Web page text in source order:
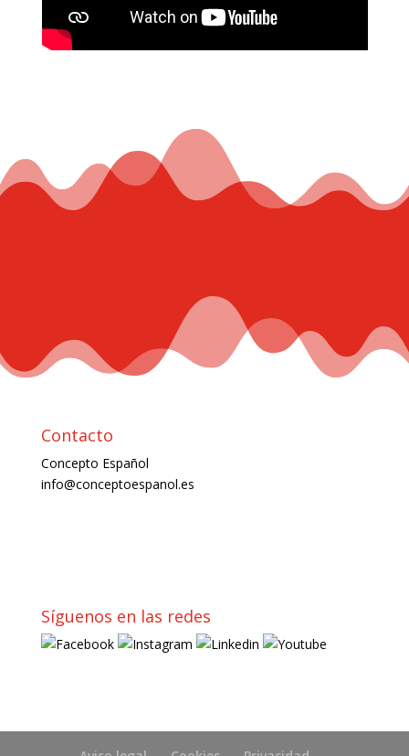
Contacto
Concepto Español
info@conceptoespanol.es
Síguenos en las redes